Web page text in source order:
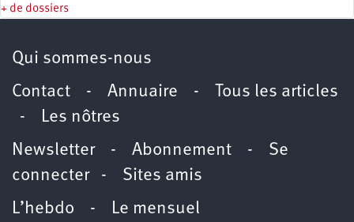
+ de dossiers
Qui sommes-nous
Contact - Annuaire -
Tous les articles
- Les nôtres
Newsletter- Abonnement - Se
connecter- Sites amis
L’hebdo - Le mensuel